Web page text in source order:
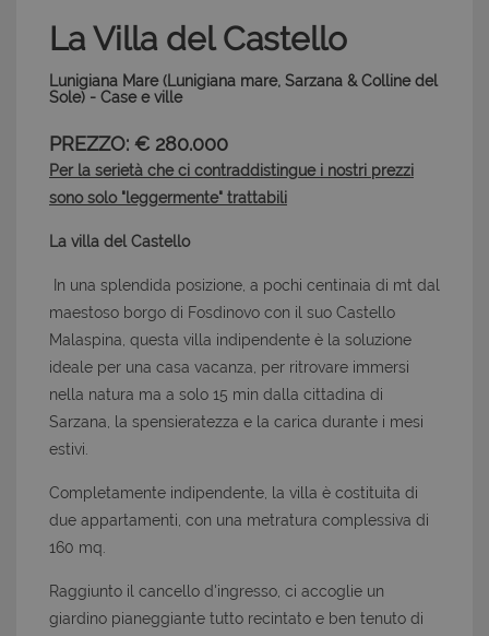
La Villa del Castello
Lunigiana Mare (Lunigiana mare, Sarzana & Colline del
Sole) - Case e ville
PREZZO: € 280.000
Per la serietà che ci contraddistingue i nostri prezzi
sono solo "leggermente" trattabili
La villa del Castello
In una splendida posizione, a pochi centinaia di mt dal
maestoso borgo di Fosdinovo con il suo Castello
Malaspina, questa villa indipendente è la soluzione
ideale per una casa vacanza, per ritrovare immersi
nella natura ma a solo 15 min dalla cittadina di
Sarzana, la spensieratezza e la carica durante i mesi
estivi.
Completamente indipendente, la villa è costituita di
due appartamenti, con una metratura complessiva di
160 mq.
Raggiunto il cancello d'ingresso, ci accoglie un
giardino pianeggiante tutto recintato e ben tenuto di